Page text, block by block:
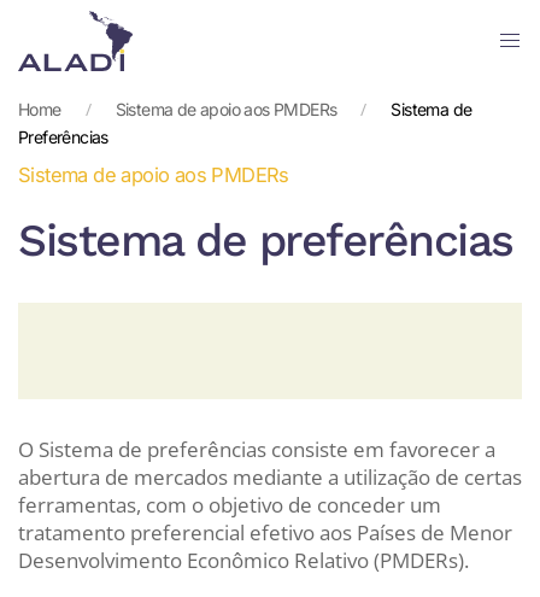
Skip
main
Home Sistema de apoio aos PMDERs
Sistema de
Preferências
Sistema de apoio aos PMDERs
Sistema de preferências
O Sistema de preferências consiste em favorecer a
abertura de mercados mediante a utilização de certas
ferramentas, com o objetivo de conceder um
tratamento preferencial efetivo aos Países de Menor
Desenvolvimento Econômico Relativo (PMDERs).